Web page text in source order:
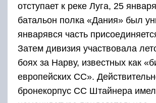
отступает к реке Луга, 25
батальон полка «Дания» был
январявся часть
Затем дивизия участвовала
боях за Нарву, известных как
европейских СС».
бронекорпус СС Штайнера